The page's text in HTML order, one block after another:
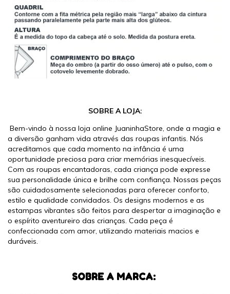
SOBRE A LOJA:
Bem-vindo à nossa loja online JuaninhaStore, onde a magia e
a diversão ganham vida através das roupas infantis. Nós
acreditamos que cada momento na infância é uma
oportunidade preciosa para criar memórias inesquecíveis.
Com as roupas encantadoras, cada criança pode expresse
sua personalidade única e brilhe com confiança. Nossas peças
são cuidadosamente selecionadas para oferecer conforto,
estilo e qualidade convidados. Os designs modernos e as
estampas vibrantes são feitos para despertar a imaginação e
o espírito aventureiro das crianças. Cada peça é
confeccionada com amor, utilizando materiais macios e
duráveis.
SOBRE A MARCA: